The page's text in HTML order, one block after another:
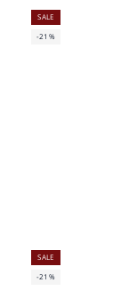
SALE
-21%
SALE
-21%